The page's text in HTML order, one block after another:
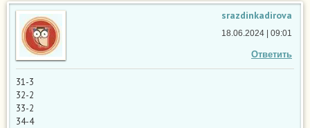
srazdinkadirova
Ответить
18.06.2024 | 09:01
31-3
32-2
33-2
34-4